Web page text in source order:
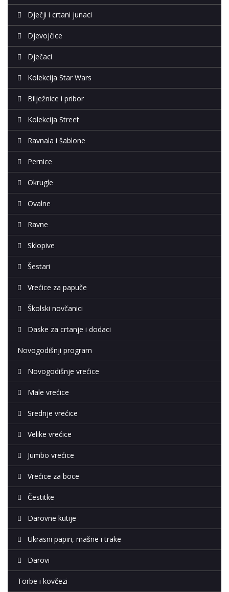
Dječji i crtani junaci
Djevojčice
Dječaci
Kolekcija Star Wars
Bilježnice i pribor
Kolekcija Street
Ravnala i šablone
Pernice
Okrugle
Ovalne
Ravne
Sklopive
Šestari
Vrećice za papuče
Školski novčanici
Daske za crtanje i dodaci
Novogodišnji program
Novogodišnje vrećice
Male vrećice
Srednje vrećice
Velike vrećice
Jumbo vrećice
Vrećice za boce
Čestitke
Darovne kutije
Ukrasni papiri, mašne i trake
Darovi
Torbe i kovčezi